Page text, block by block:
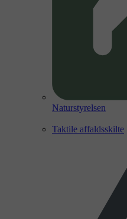
Naturstyrelsen
Taktile affaldsskilte